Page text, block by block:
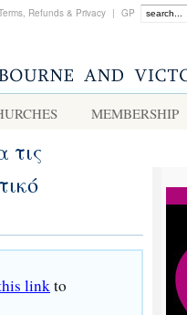
Refunds & Privacy | GP
MEMBERSHIP
τις
linkto